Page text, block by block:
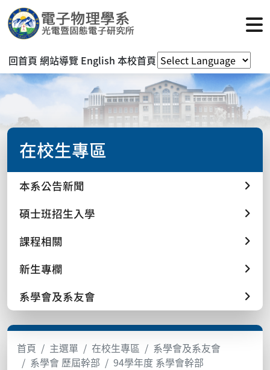
回首頁 網站導覽 English 本校首頁
在校生專區
本系公告新聞
碩士班招生入學
課程相關
新生專欄
系學會及系友會
首頁 主選單 在校生專區
系學會及系友會
系學會 歷屆幹部
94學年度 系學會幹部